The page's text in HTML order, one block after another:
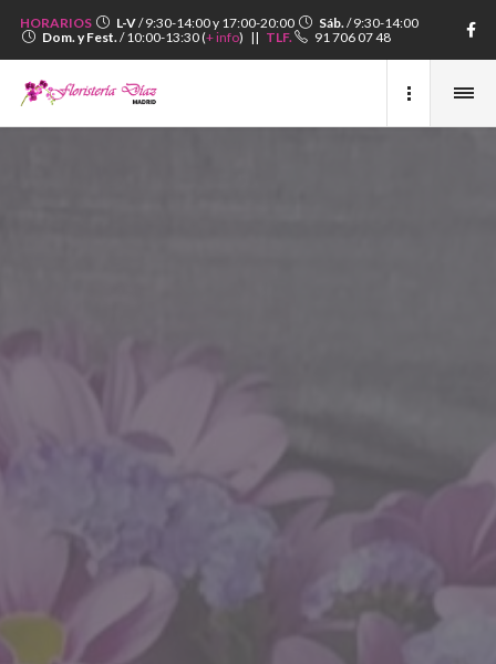
HORARIOS L-V/ 9:30-14:00 y 17:00-20:00 Sáb./ 9:30-14:00
Dom. y Fest./ 10:00-13:30 (+ info) || TLF. 91 706 07 48